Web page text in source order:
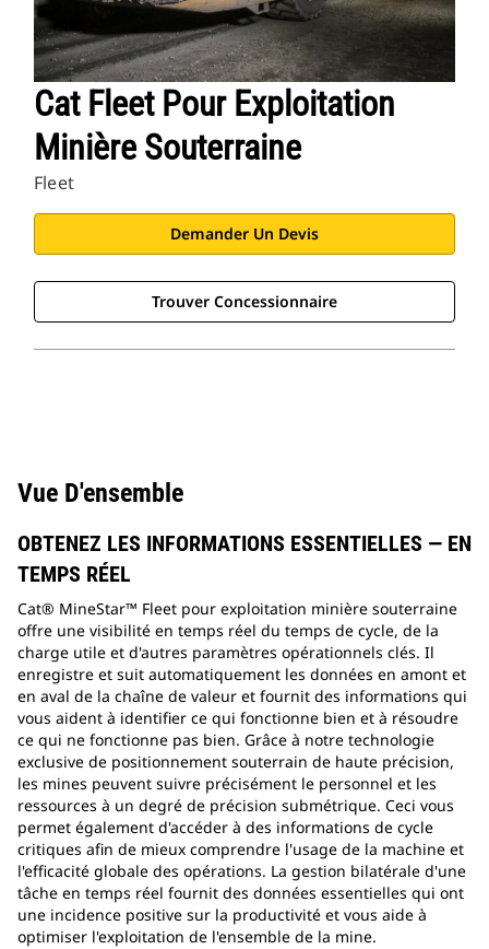
Cat Fleet Pour Exploitation
Minière Souterraine
Fleet
Demander Un Devis
Trouver Concessionnaire
Vue D'ensemble
OBTENEZ LES INFORMATIONS ESSENTIELLES — EN
TEMPS RÉEL
Cat® MineStar™ Fleet pour exploitation minière souterraine
offre une visibilité en temps réel du temps de cycle, de la
charge utile et d'autres paramètres opérationnels clés. Il
enregistre et suit automatiquement les données en amont et
en aval de la chaîne de valeur et fournit des informations qui
vous aident à identifier ce qui fonctionne bien et à résoudre
ce qui ne fonctionne pas bien. Grâce à notre technologie
exclusive de positionnement souterrain de haute précision,
les mines peuvent suivre précisément le personnel et les
ressources à un degré de précision submétrique. Ceci vous
permet également d'accéder à des informations de cycle
critiques afin de mieux comprendre l'usage de la machine et
l'efficacité globale des opérations. La gestion bilatérale d'une
tâche en temps réel fournit des données essentielles qui ont
une incidence positive sur la productivité et vous aide à
optimiser l'exploitation de l'ensemble de la mine.